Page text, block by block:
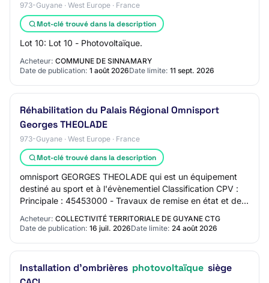
973-Guyane · West Europe · France
Mot-clé trouvé dans la description
Lot 10: Lot 10 - Photovoltaïque.
Acheteur: COMMUNE DE SINNAMARY
Date de publication: 1 août 2026Date limite: 11 sept. 2026
Réhabilitation du Palais Régional Omnisport
Georges THEOLADE
973-Guyane · West Europe · France
Mot-clé trouvé dans la description
omnisport GEORGES THEOLADE qui est un équipement
destiné au sport et à l'évènementiel Classification CPV :
Principale : 45453000 - Travaux de remise en état et de
remise à neuf Forme du marché : Pres…
Acheteur: COLLECTIVITÉ TERRITORIALE DE GUYANE CTG
Date de publication: 16 juil. 2026Date limite: 24 août 2026
Installation d'ombrières photovoltaïque siège